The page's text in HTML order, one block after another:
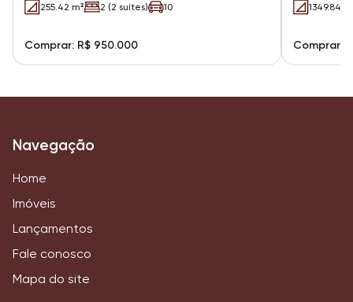
255.42 m² 2 (2 suítes) 10
Comprar: R$ 950.000
1349.84
Comprar:
Navegação
Home
Imóveis
Lançamentos
Fale conosco
Mapa do site